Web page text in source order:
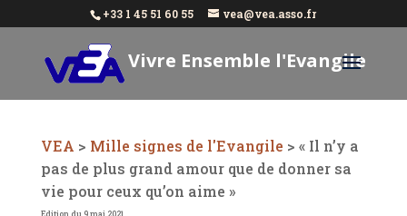
+33 1 45 51 60 55 vea@vea.asso.fr
Vivre Ensemble l'Evangile
VEA > Mille signes de l'Evangile > « Il n’y a
pas de plus grand amour que de donner sa
vie pour ceux qu’on aime »
Edition du 9 mai 2021